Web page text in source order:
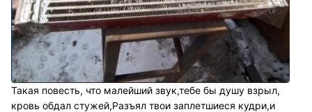
Такая повесть, что малейший звук,тебе бы душу взрыл,
кровь обдал стужей,Разъял твои заплетшиеся кудри,и